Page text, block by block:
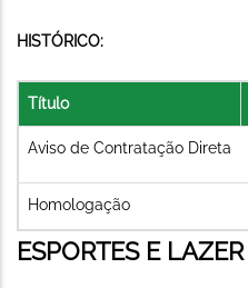
HISTÓRICO:
Título
Aviso de Contratação Direta
Homologação
ESPORTES E LAZER